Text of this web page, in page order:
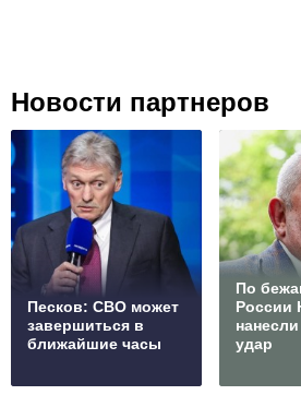
Новости партнеров
Песков: СВО может
завершиться в
ближайшие часы
По
России
удар